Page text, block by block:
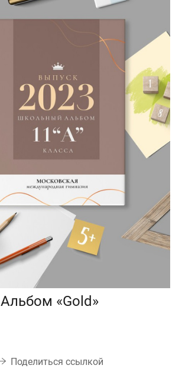
Альбом «Gold»
Поделиться ссылкой